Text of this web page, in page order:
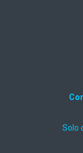
Solo